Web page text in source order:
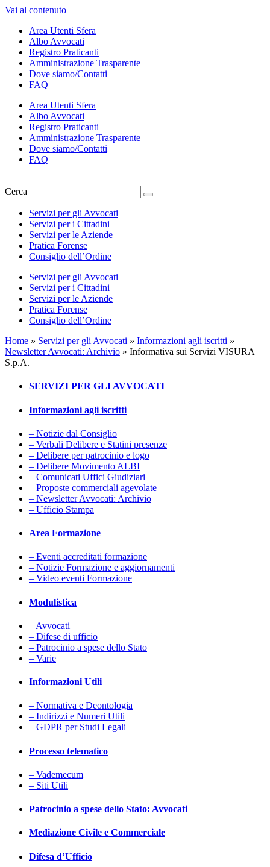
Vai al contenuto
Area Utenti Sfera
Albo Avvocati
Registro Praticanti
Amministrazione Trasparente
Dove siamo/Contatti
FAQ
Area Utenti Sfera
Albo Avvocati
Registro Praticanti
Amministrazione Trasparente
Dove siamo/Contatti
FAQ
Cerca
Servizi per gli Avvocati
Servizi per i Cittadini
Servizi per le Aziende
Pratica Forense
Consiglio dell’Ordine
Servizi per gli Avvocati
Servizi per i Cittadini
Servizi per le Aziende
Pratica Forense
Consiglio dell’Ordine
Home » Servizi per gli Avvocati » Informazioni agli iscritti »
Newsletter Avvocati: Archivio » Informativa sui Servizi VISURA
S.p.A.
SERVIZI PER GLI AVVOCATI
Informazioni agli iscritti
– Notizie dal Consiglio
– Verbali Delibere e Statini presenze
– Delibere per patrocinio e logo
– Delibere Movimento ALBI
– Comunicati Uffici Giudiziari
– Proposte commerciali agevolate
– Newsletter Avvocati: Archivio
– Ufficio Stampa
Area Formazione
– Eventi accreditati formazione
– Notizie Formazione e aggiornamenti
– Video eventi Formazione
Modulistica
– Avvocati
– Difese di ufficio
– Patrocinio a spese dello Stato
– Varie
Informazioni Utili
– Normativa e Deontologia
– Indirizzi e Numeri Utili
– GDPR per Studi Legali
Processo telematico
– Vademecum
– Siti Utili
Patrocinio a spese dello Stato: Avvocati
Mediazione Civile e Commerciale
Difesa d’Ufficio